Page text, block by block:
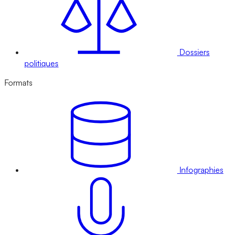
Dossiers
politiques
Formats
Infographies